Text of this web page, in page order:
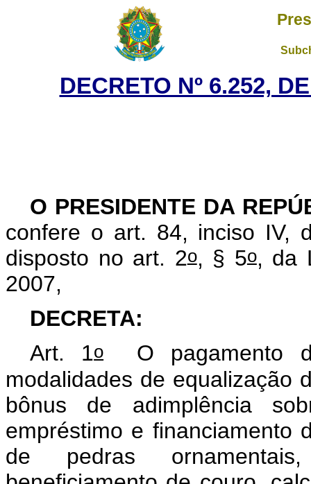
DECRETO Nº 6.252,
O PRESIDENTE DA
confere o art. 84, inciso IV,
disposto no art. 2o, § 5o, da
2007,
DECRETA:
Art. 1oO pagamento
modalidades de equalização
bônus de adimplência
empréstimo e financiamento
de pedras